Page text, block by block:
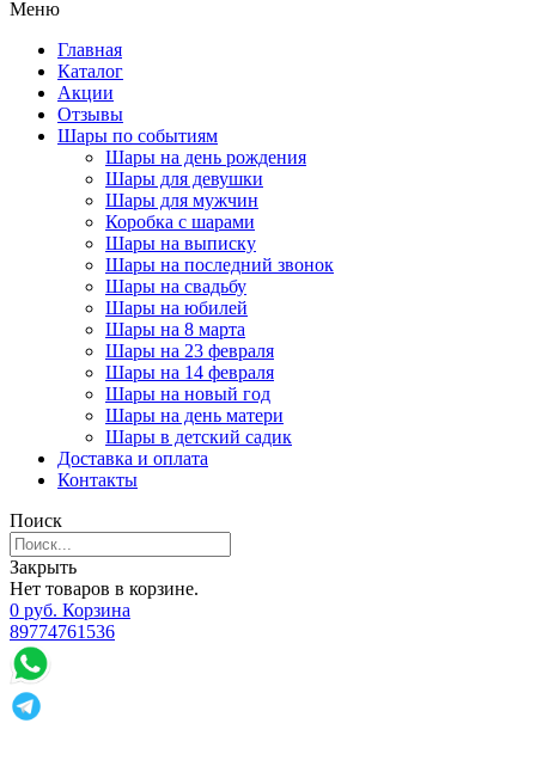
Меню
Главная
Каталог
Акции
Отзывы
Шары по событиям
Шары на день рождения
Шары для девушки
Шары для мужчин
Коробка с шарами
Шары на выписку
Шары на последний звонок
Шары на свадьбу
Шары на юбилей
Шары на 8 марта
Шары на 23 февраля
Шары на 14 февраля
Шары на новый год
Шары на день матери
Шары в детский садик
Доставка и оплата
Контакты
Поиск
Закрыть
Нет товаров в корзине.
0 руб. Корзина
89774761536